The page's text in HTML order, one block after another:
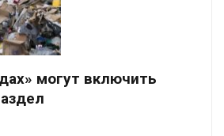
могут включить